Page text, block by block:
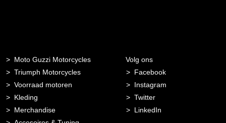
Moto Guzzi Motorcycles
Triumph Motorcycles
Voorraad motoren
Kleding
Merchandise
Volg ons
Facebook
Instagram
Twitter
LinkedIn